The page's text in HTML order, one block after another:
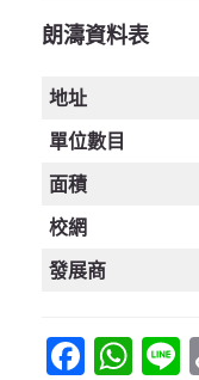
朗濤資料表
地址
單位數目
面積
校網
發展商